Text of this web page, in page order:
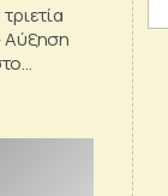
Αύξηση